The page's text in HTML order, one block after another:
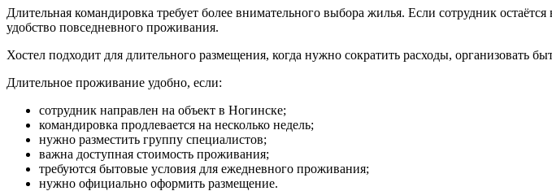
Длительная командировка требует более внимательного выбора жилья. Если сотрудник
удобство повседневного проживания.
Хостел подходит для длительного размещения, когда нужно сократить расходы, организовать
Длительное проживание удобно, если:
сотрудник направлен на объект в Ногинске;
командировка продлевается на несколько недель;
нужно разместить группу специалистов;
важна доступная стоимость проживания;
требуются бытовые условия для ежедневного проживания;
нужно официально оформить размещение.